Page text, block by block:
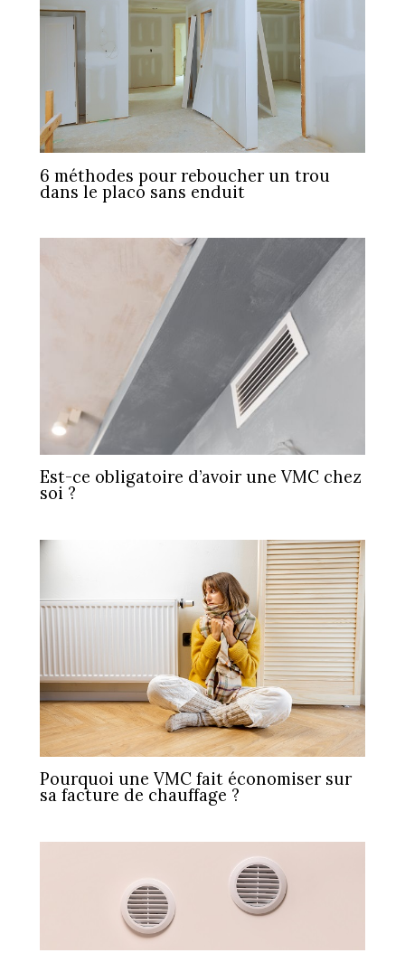
6 méthodes pour reboucher un trou
dans le placo sans enduit
Est-ce obligatoire d’avoir une VMC chez
soi ?
Pourquoi une VMC fait économiser sur
sa facture de chauffage ?